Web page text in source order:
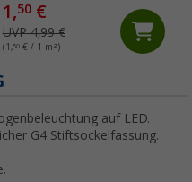
1,50€
UVP 4,99 €
(1,50€ / 1 m²)
auf LED.
G4 Stiftsockelfassung.